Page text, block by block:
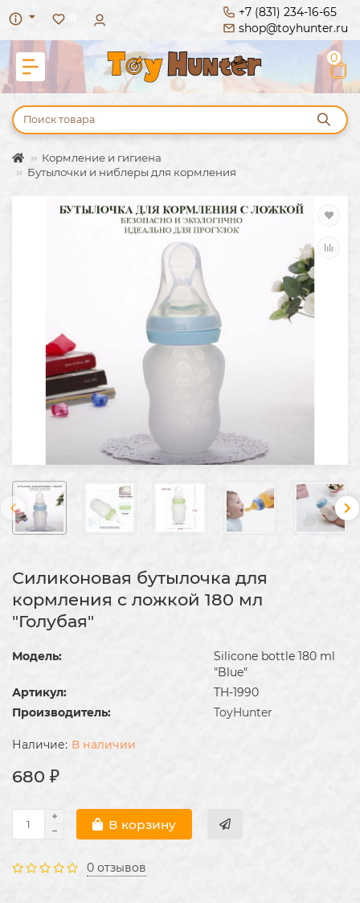
+7 (831) 234-16-65
shop@toyhunter.ru
0
Кормление и гигиена
Бутылочки и ниблеры для кормления
Силиконовая бутылочка для
кормления с ложкой 180 мл
"Голубая"
Модель:
Silicone bottle 180 ml
"Blue"
Артикул:
TH-1990
Производитель:
ToyHunter
В наличии
680 ₽
В корзину
0 отзывов